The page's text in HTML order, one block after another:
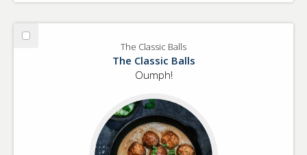
Välj
The Classic Balls
The Classic Balls
Oumph!